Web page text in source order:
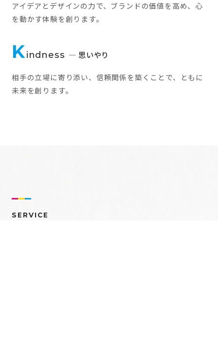
アイデアとデザインの力で、ブランドの価値を高め、心
を動かす体験を創ります。
Kindness — 思いやり
相手の立場に寄り添い、信頼関係を築くことで、ともに
未来を創ります。
SERVICE